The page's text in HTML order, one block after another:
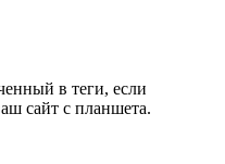
в теги, если
сайт с планшета.